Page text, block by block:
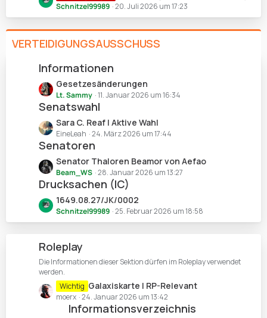
g
e
t
e
B
e
i
t
r
ä
g
e
e
t
z
t
B
i
t
r
ä
g
e
Schnitzel99989 20. Juli 2026 um 17:23
VERTEIDIGUNGSAUSSCHUSS
Informationen
L
e
t
z
t
e
e
i
t
r
ä
Gesetzesänderungen
Lt. Sammy 11. Januar 2026 um 16:34
Senatswahl
L
e
t
z
t
e
e
r
ä
g
e
Sara C. Reaf | Aktive Wahl
EineLeah 24. März 2026 um 17:44
Senatoren
L
e
t
z
t
e
e
i
t
ä
Senator Thaloren Beamor von Aefao
Beam_WS 28. Januar 2026 um 13:27
Drucksachen (IC)
L
e
t
t
e
B
e
i
1649.08.27/JK/0002
Schnitzel99989 25. Februar 2026 um 18:58
Roleplay
Die Informationen dieser Sektion dürfen im Roleplay verwendet
werden.
L
e
Wichtig Galaxiskarte | RP-Relevant
moerx 24. Januar 2026 um 13:42
Informationsverzeichnis